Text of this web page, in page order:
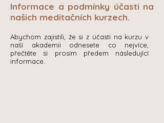
Informace a podmínky účasti na
našich meditačních kurzech.
Abychom zajistili, že si z účasti na kurzu v
naší akademii odnesete co nejvíce,
přečtěte si prosím předem následující
informace.